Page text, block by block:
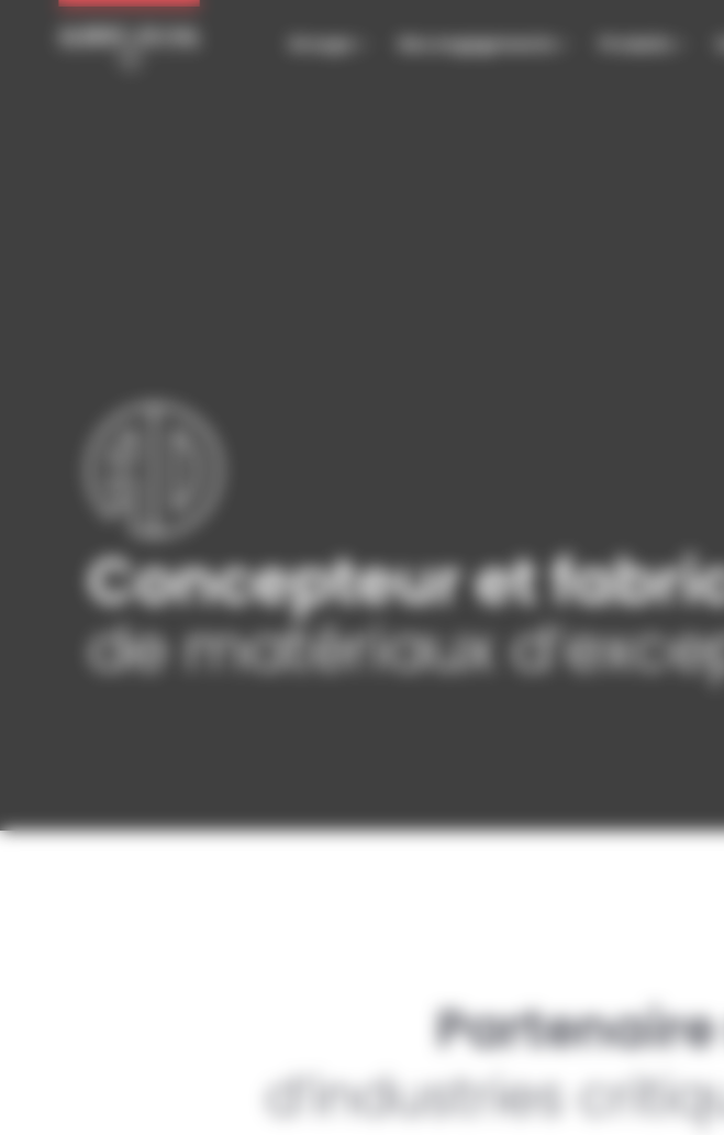
Panneau de gestion des cookies
Nos engagements
Concepteur et
de matériaux
d’industries